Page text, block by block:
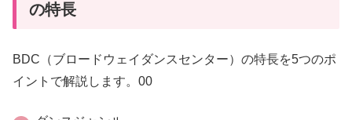
の特長
BDC（ブロードウェイダンスセンター）の特長を5つのポ
イントで解説します。00